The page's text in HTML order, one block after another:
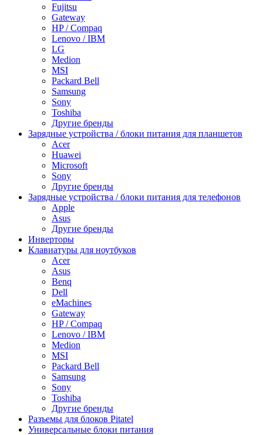
Fujitsu
Gateway
HP / Compaq
Lenovo / IBM
LG
Medion
MSI
Packard Bell
Samsung
Sony
Toshiba
Другие бренды
Зарядные устройства / блоки питания для планшетов
Acer
Huawei
Microsoft
Sony
Другие бренды
Зарядные устройства / блоки питания для телефонов
Apple
Asus
Другие бренды
Инверторы
Клавиатуры для ноутбуков
Acer
Asus
Benq
Dell
eMachines
Gateway
HP / Compaq
Lenovo / IBM
Medion
MSI
Packard Bell
Samsung
Sony
Toshiba
Другие бренды
Разъемы для блоков Pitatel
Универсальные блоки питания